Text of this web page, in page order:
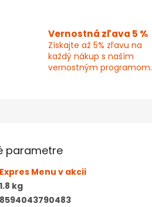
Vernostná zľava 5 %
Získajte až 5% zľavu na
každý nákup s naším
vernostným programom.
parametre
Expres Menu v akcii
1.8 kg
8594043790483